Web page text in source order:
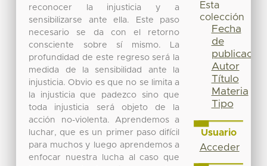
reconocer la injusticia y a
sensibilizarse ante ella. Este paso
necesario se da con el retorno
consciente sobre sí mismo. La
profundidad de este regreso será la
medida de la sensibilidad ante la
injusticia. Obvio es que no se limita a
la injusticia que padezco sino que
toda injusticia será objeto de la
acción no-violenta. Aprendemos a
luchar, que es un primer paso difícil
para muchos y luego aprendemos a
enfocar nuestra lucha al caso que
Esta
colección
Fecha
de
publicación
Autor
Título
Materia
Tipo
Usuario
Acceder